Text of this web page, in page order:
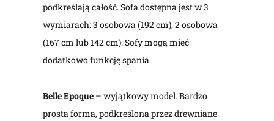
podkreślają całość. Sofa dostępna jest w 3
wymiarach: 3 osobowa (192 cm), 2 osobowa
(167 cm lub 142 cm). Sofy mogą mieć
dodatkowo funkcję spania.
Belle Epoque – wyjątkowy model. Bardzo
prosta forma, podkreślona przez drewniane